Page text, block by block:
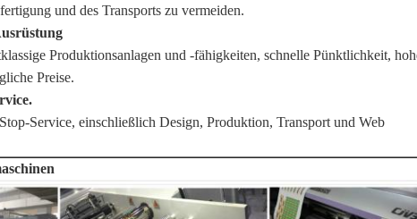
und des Transports zu vermeiden.
Produktionsanlagen und -fähigkeiten, schnelle Pünktlichkeit,
Preise.
Service, einschließlich Design, Produktion, Transport und Web